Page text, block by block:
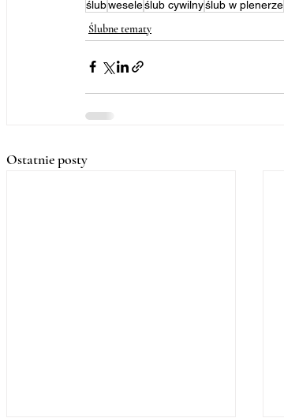
ślubweseleślub cywilnyślub w plenerze
Ślubne tematy
Ostatnie posty